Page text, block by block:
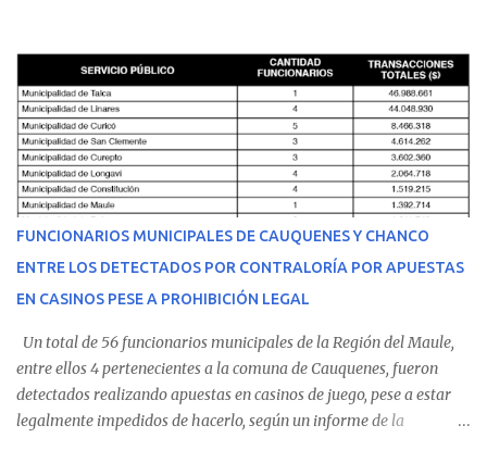
malestares físicos. Dada la complejidad de su estado de salud, el
equipo médico determinó su traslado de urgencia al Hospital
Regional de Talca y dado la urgencia la ambulancia partió hacia
Talca con escolta de Carabineros. En medio del traslado, el
estudiante de medicina de 25 años, se agravó y pese a los esfuerzos
del personal de emergencia terminó falleciendo, sin alcanzar a
recibir atención especializada en el centro de destino. Apenas se
conoció la gravedad de su condición, sus padres —residentes en
Villarrica— se trasladaron a Cauquenes con la esperanza de una
evolución favorable. No obstante, alrededo...
FUNCIONARIOS MUNICIPALES DE CAUQUENES Y CHANCO
ENTRE LOS DETECTADOS POR CONTRALORÍA POR APUESTAS
EN CASINOS PESE A PROHIBICIÓN LEGAL
Un total de 56 funcionarios municipales de la Región del Maule,
entre ellos 4 pertenecientes a la comuna de Cauquenes, fueron
detectados realizando apuestas en casinos de juego, pese a estar
legalmente impedidos de hacerlo, según un informe de la